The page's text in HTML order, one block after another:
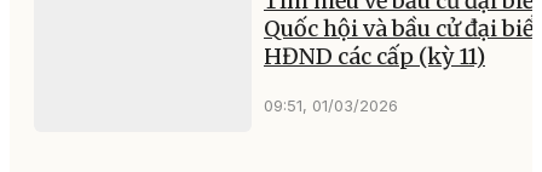
Quốc hội và bầu cử đại
HĐND các cấp (kỳ 11)
09:51, 01/03/2026